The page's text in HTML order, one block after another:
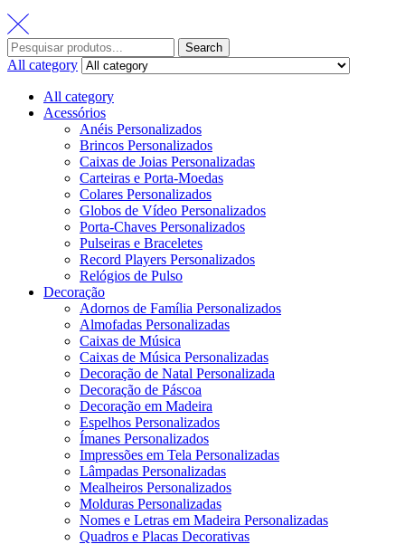
Search
All category
All category
Acessórios
Anéis Personalizados
Brincos Personalizados
Caixas de Joias Personalizadas
Carteiras e Porta-Moedas
Colares Personalizados
Globos de Vídeo Personalizados
Porta-Chaves Personalizados
Pulseiras e Braceletes
Record Players Personalizados
Relógios de Pulso
Decoração
Adornos de Família Personalizados
Almofadas Personalizadas
Caixas de Música
Caixas de Música Personalizadas
Decoração de Natal Personalizada
Decoração de Páscoa
Decoração em Madeira
Espelhos Personalizados
Ímanes Personalizados
Impressões em Tela Personalizadas
Lâmpadas Personalizadas
Mealheiros Personalizados
Molduras Personalizadas
Nomes e Letras em Madeira Personalizadas
Quadros e Placas Decorativas